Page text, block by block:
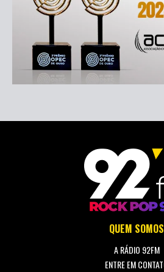
QUEM SOMOS
A RÁDIO 92FM
ENTRE EM